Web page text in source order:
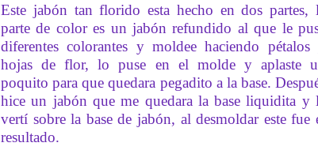
Este jabón tan florido esta hecho en dos partes,
parte de color es un jabón refundido al que le
diferentes colorantes y moldee haciendo pétalos
hojas de flor, lo puse en el molde y aplaste
poquito para que quedara pegadito a la base.
hice un jabón que me quedara la base liquidita y
vertí sobre la base de jabón, al desmoldar este fue
resultado.